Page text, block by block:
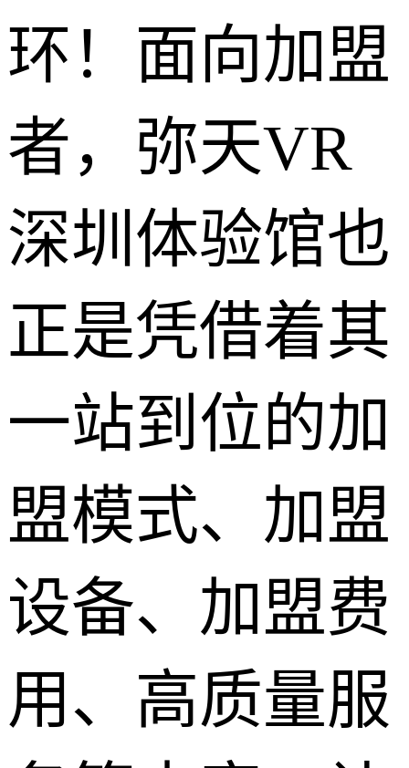
环！面向加盟
者，弥天VR
深圳体验馆也
正是凭借着其
一站到位的加
盟模式、加盟
设备、加盟费
用、高质量服